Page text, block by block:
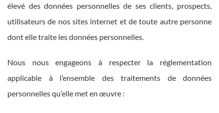
élevé des données personnelles de ses clients, prospects,
utilisateurs de nos sites internet et de toute autre personne
dont elle traite les données personnelles.
Nous nous engageons à respecter la réglementation
applicable à l’ensemble des traitements de données
personnelles qu’elle met en œuvre :